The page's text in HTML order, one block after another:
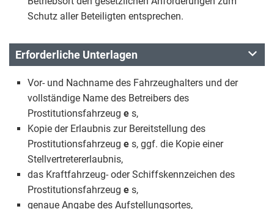
Schutz aller Beteiligten entsprechen.
Erforderliche Unterlagen
Vor- und Nachname des Fahrzeughalters und der
vollständige Name des Betreibers des
Prostitutionsfahrzeug e s,
Kopie der Erlaubnis zur Bereitstellung des
Prostitutionsfahrzeug e s, ggf. die Kopie einer
Stellvertretererlaubnis,
das Kraftfahrzeug- oder Schiffskennzeichen des
Prostitutionsfahrzeug e s,
genaue Angabe des Aufstellungsortes,